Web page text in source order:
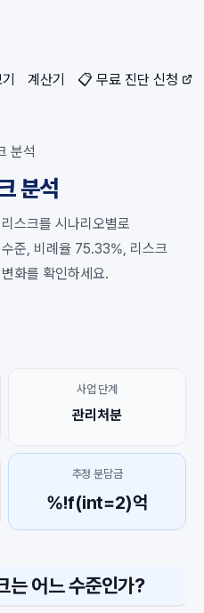
계산기 📋 무료 진단 신청
분석
분석
스크를 시나리오별로
준, 비례율 75.33%, 리스크
화를 확인하세요.
사업 단계
관리처분
추정 분담금
%!f(int=2)억
는 어느 수준인가?